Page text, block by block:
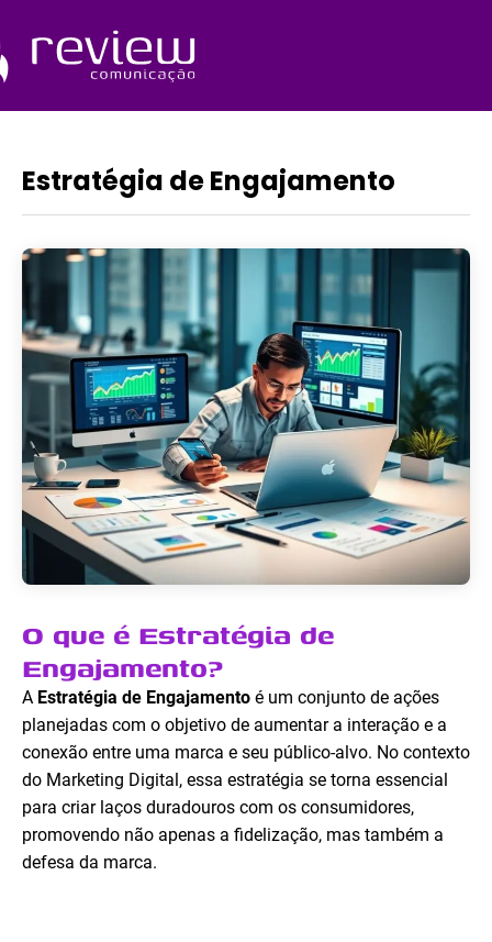
o
conteúdo
Estratégia de Engajamento
O que é Estratégia de
Engajamento?
A Estratégia de Engajamento é um conjunto de ações
planejadas com o objetivo de aumentar a interação e a
conexão entre uma marca e seu público-alvo. No contexto
do Marketing Digital, essa estratégia se torna essencial
para criar laços duradouros com os consumidores,
promovendo não apenas a fidelização, mas também a
defesa da marca.